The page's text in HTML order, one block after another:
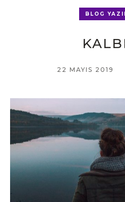
BLOG
22 MAYIS 2019